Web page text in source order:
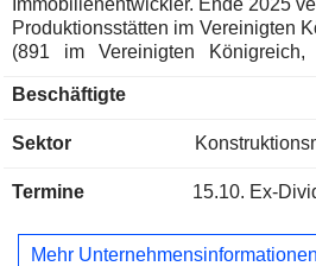
Immobilienentwickler. Ende 2025 verfügte die Gruppe über 4
Produktionsstätten im Vereinigten
(891 im Vereinigten
geografisch wie folgt: Vereinigtes
Beschäftigte
Sektor
Termine 15.10. Ex-
Mehr Unternehmensinformationen